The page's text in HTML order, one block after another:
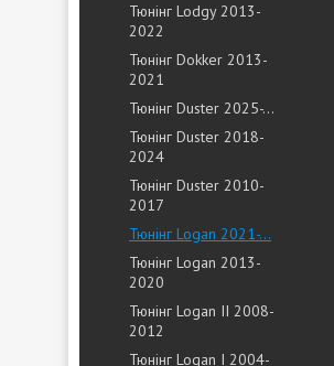
Тюнінг Lodgy 2013-
2022
Тюнінг Dokker 2013-
2021
Тюнінг Duster 2025-...
Тюнінг Duster 2018-
2024
Тюнінг Duster 2010-
2017
Тюнінг Logan 2021-...
Тюнінг Logan 2013-
2020
Тюнінг Logan II 2008-
2012
Тюнінг Logan I 2004-